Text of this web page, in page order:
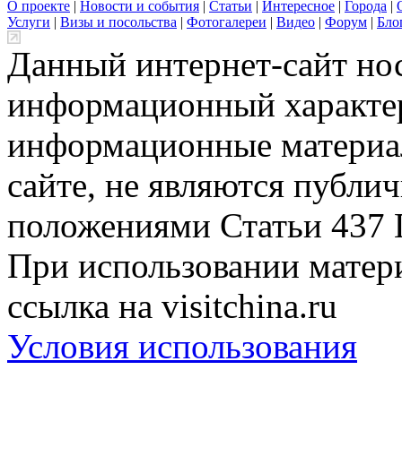
О проекте | Новости и события | Статьи | Интересное | Города |
Услуги | Визы и посольства | Фотогалереи | Видео | Форум |
Данный интернет-сайт
информационный
информационные
сайте, не являются
положениями Статьи 437
При использовании
ссылка на visitchina.ru
Условия использования